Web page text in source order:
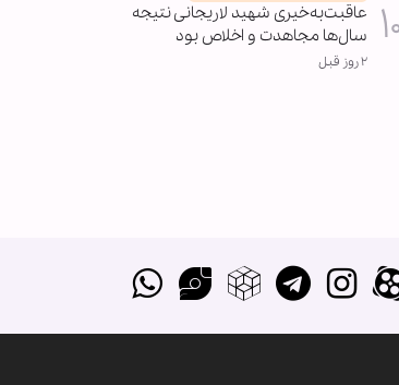
عاقبت‌به‌خیری شهید لاریجانی نتیجه
سال‌ها مجاهدت و اخلاص بود
۲ روز قبل